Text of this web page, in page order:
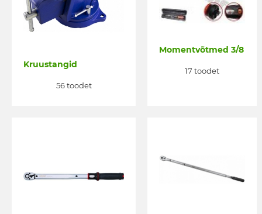
Kruustangid
56 toodet
Momentvõtmed 3/8
17 toodet